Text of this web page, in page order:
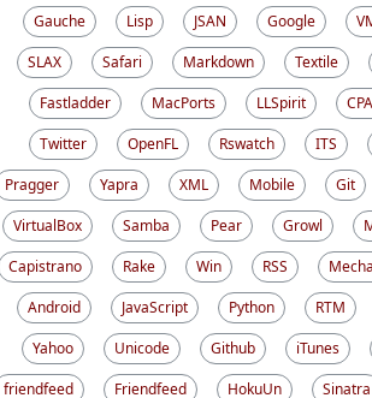
Gauche
Lisp JSAN Google
SLAX
Safari Markdown Textile
Fastladder
MacPorts LLSpirit
Twitter
OpenFL Rswatch ITS
Pragger
Yapra XML Mobile Git
VirtualBox
Samba Pear Growl
Capistrano
Rake Win RSS
Android
JavaScript Python RTM
Yahoo
Unicode Github iTunes
friendfeed
Friendfeed HokuUn Sinatra